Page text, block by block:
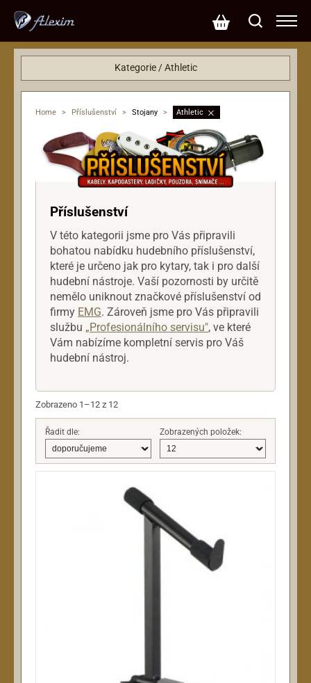
Home > Příslušenství > Stojany > Athletic
Příslušenství
V této kategorii jsme pro Vás připravili
bohatou nabídku hudebního příslušenství,
které je určeno jak pro kytary, tak i pro další
hudební nástroje. Vaší pozornosti by určitě
nemělo uniknout značkové příslušenství od
firmy EMG. Zároveň jsme pro Vás připravili
službu „Profesionálního servisu", ve které
Vám nabízíme kompletní servis pro Váš
hudební nástroj.
Zobrazeno 1–12 z 12
Řadit dle: Zobrazených položek:
Kategorie / Athletic
Příslušenství
Stojany